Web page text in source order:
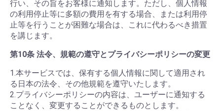
行い、その旨をお客様に通知します。ただし、個人情報
の利用停止等に多額の費用を有する場合、または利用停
止等を行うことが困難な場合は、これに代わるべき措置
を講じます。
第10条 法令、規範の遵守とプライバシーポリシーの変更
1.本サービスでは、保有する個人情報に関して適用され
る日本の法令、その他規範を遵守いたします。
2.プライバシーポリシーの内容は、ユーザーに通知する
ことなく、変更することができるものとします。